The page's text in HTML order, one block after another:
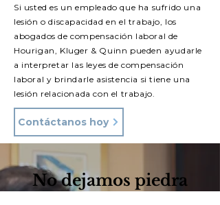
Si usted es un empleado que ha sufrido una
lesión o discapacidad en el trabajo, los
abogados de compensación laboral de
Hourigan, Kluger & Quinn pueden ayudarle
a interpretar las leyes de compensación
laboral y brindarle asistencia si tiene una
lesión relacionada con el trabajo.
Contáctanos hoy
No dejamos piedra